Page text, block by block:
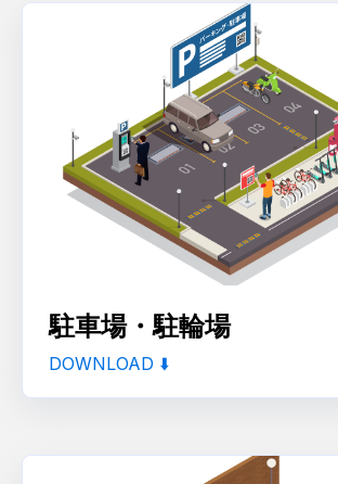
駐車場・駐輪場
DOWNLOAD ⬇️